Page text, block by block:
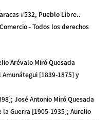
#532, Pueblo Libre..
- Todos los derechos
Arévalo Miró Quesada
Amunátegui [1839-1875] y
José Antonio Miró Quesada
la Guerra [1905-1935]; Aurelio